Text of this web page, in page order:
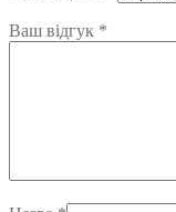
Ваш відгук *